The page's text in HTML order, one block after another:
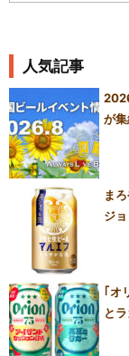
人気記事
が
ま
ジ
｢オ
と